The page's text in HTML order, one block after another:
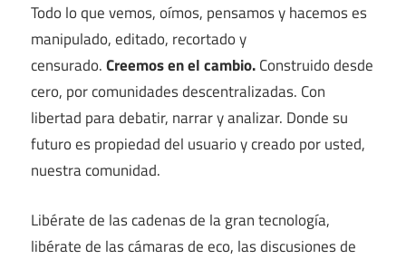
Todo lo que vemos, oímos, pensamos y hacemos es
manipulado, editado, recortado y
censurado.Creemos en el cambio.Construido desde
cero, por comunidades descentralizadas. Con
libertad para debatir, narrar y analizar. Donde su
futuro es propiedad del usuario y creado por usted,
nuestra comunidad.
Libérate de las cadenas de la gran tecnología,
libérate de las cámaras de eco, las discusiones de